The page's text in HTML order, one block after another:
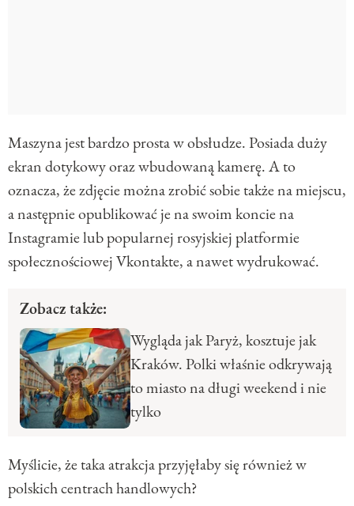
Maszyna jest bardzo prosta w obsłudze. Posiada duży
ekran dotykowy oraz wbudowaną kamerę. A to
oznacza, że zdjęcie można zrobić sobie także na miejscu,
a następnie opublikować je na swoim koncie na
Instagramie lub popularnej rosyjskiej platformie
społecznościowej Vkontakte, a nawet wydrukować.
Zobacz także:
Wygląda jak Paryż, kosztuje jak
Kraków. Polki właśnie odkrywają
to miasto na długi weekend i nie
tylko
Myślicie, że taka atrakcja przyjęłaby się również w
polskich centrach handlowych?